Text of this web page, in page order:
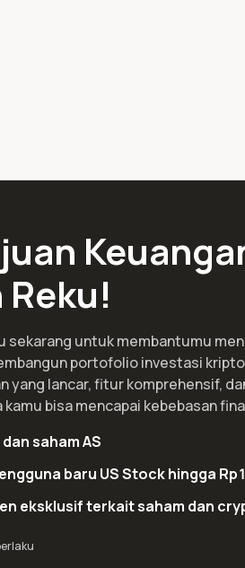
sekarang untuk membantumu
portofolio investasi kripto
yang lancar, fitur komprehensif,
bisa mencapai kebebasan
saham AS
baru US Stock hingga
eksklusif terkait saham dan